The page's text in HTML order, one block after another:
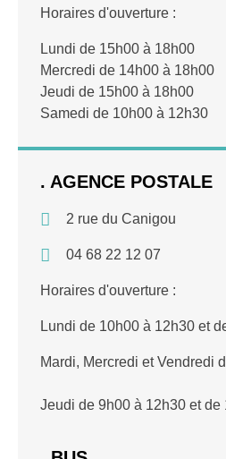
Horaires d'ouverture :
Lundi de 15h00 à 18h00
Mercredi de 14h00 à 18h00
Jeudi de 15h00 à 18h00
Samedi de 10h00 à 12h30
. AGENCE POSTALE
2 rue du Canigou
04 68 22 12 07
Horaires d'ouverture :
Lundi de 10h00 à 12h30 et
Mardi, Mercredi et Vendredi
Jeudi de 9h00 à 12h30 et de